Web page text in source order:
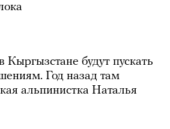
будут пускать
Год назад там
альпинистка Наталья